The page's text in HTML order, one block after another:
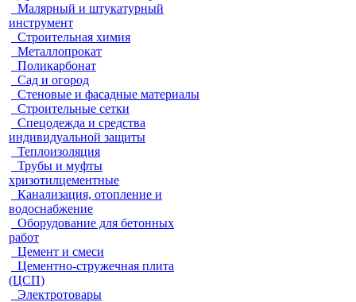
Малярный и штукатурный
инструмент
Строительная химия
Металлопрокат
Поликарбонат
Сад и огород
Стеновые и фасадные материалы
Строительные сетки
Спецодежда и средства
индивидуальной защиты
Теплоизоляция
Трубы и муфты
хризотилцементные
Канализация, отопление и
водоснабжение
Оборудование для бетонных
работ
Цемент и смеси
Цементно-стружечная плита
(ЦСП)
Электротовары